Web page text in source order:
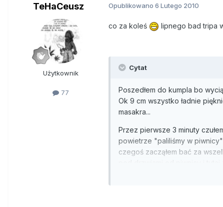
TeHaCeusz
Użytkownik
77
Opublikowano 6 Lutego 2010
co za koleś lipnego bad tripa
Cytat
Poszedłem do kumpla bo
Ok 9 cm wszystko ładnie
masakra...
Przez pierwsze 3 minuty
powietrze "paliliśmy w
czegoś zacząłem bać za
ciemność.. mimo ze nie było